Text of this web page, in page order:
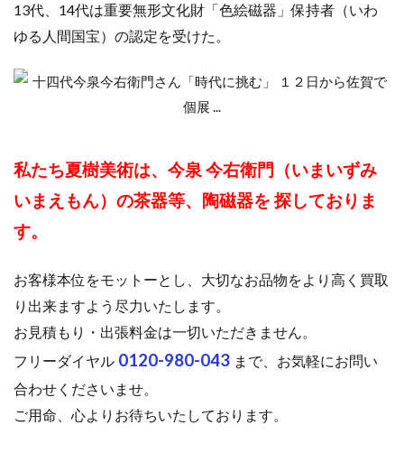
13代、14代は重要無形文化財「色絵磁器」保持者（いわ
ゆる人間国宝）の認定を受けた。
私たち夏樹美術は、今泉 今右衛門（いまいずみ
いまえもん）の茶器等、陶磁器を 探しておりま
す。
お客様本位をモットーとし、大切なお品物をより高く買取
り出来ますよう尽力いたします。
お見積もり・出張料金は一切いただきません。
フリーダイヤル 0120-980-043 まで、お気軽にお問い
合わせくださいませ。
ご用命、心よりお待ちいたしております。